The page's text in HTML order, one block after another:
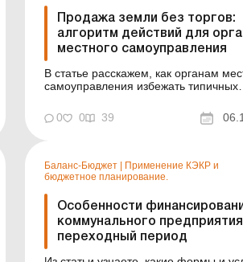
Продажа земли без торгов:
алгоритм действий для
местного самоуправления
В статье расскажем, как органам
самоуправления избежать типичных
договоров купли-продажи земельных
участков без проведения земельных
могут получить дополнительные
0 0 39
Баланс-Бюджет
Применение КЭКР и
бюджетное планирование.
Особенности
коммунального
переходный период